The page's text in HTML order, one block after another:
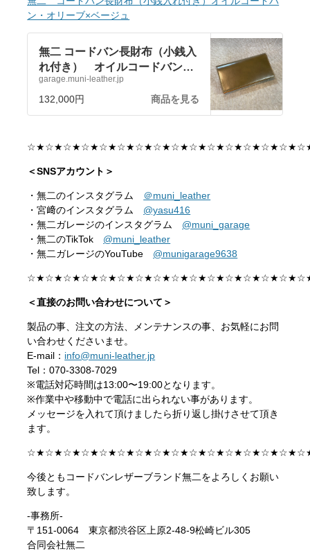
ン・オリーブ×ベージュ
無二 コードバン長財布（小銭入
れ付き） オイルコードバン・
オリーブ×ベージュ | MUNI
garage I 無二ガレージ 革財
布 コードバン財布 クロコダ
by BASE
garage.muni-leather.jp
132,000円 商品を見る
＜SNSアカウント＞
・無二のインスタグラム ＠muni_leather
・宮﨑のインスタグラム @yasu416
・無二ガレージのインスタグラム @muni_garage
・無二のTikTok @muni_leather
・無二ガレージのYouTube @munigarage9638
＜直接のお問い合わせについて＞
製品の事、注文の方法、メンテナンスの事、お気軽にお問
い合わせくださいませ。
E-mail： info@muni-leather.jp
Tel：070-3308-7029
※電話対応時間は13:00〜19:00となります。
※作業中や移動中で電話に出られない事があります。
メッセージを入れて頂けましたら折り返し掛けさせて頂き
ます。
今後ともコードバンレザーブランド無二をよろしくお願い
致します。
-事務所-
〒151-0064 東京都渋谷区上原2-48-9松崎ビル305
合同会社無二